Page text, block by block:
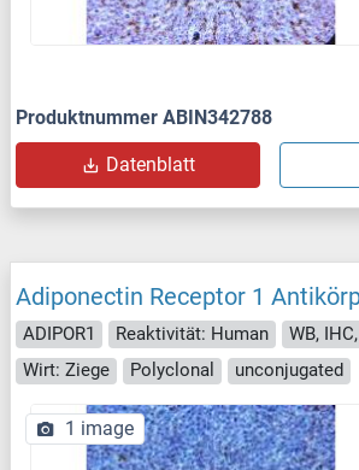
Produktnummer ABIN342788
Datenblatt
Adiponectin Receptor 1
ADIPOR1 Reaktivität: Human
WB,
Wirt: Ziege
Polyclonal unconjugated
1 image